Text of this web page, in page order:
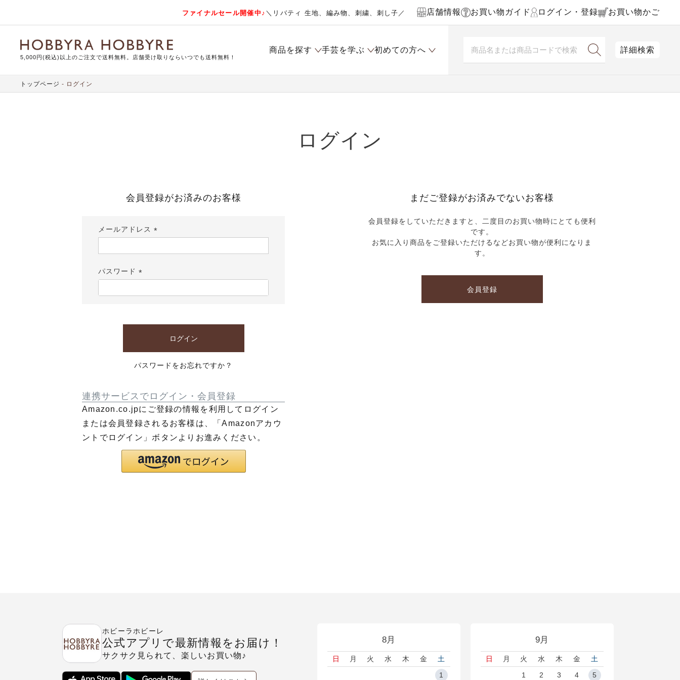
ファイナルセール開催中♪ ＼リバティ 生地、編み物、刺繍、刺し子／ 店舗情報 お買い物ガイド ログイン・登録 お買い物かご
5,000円(税込)以上のご注文で送料無料。店舗受け取りならいつでも送料無料！
商品を探す 手芸を学ぶ 初めての方へ 詳細検索
トップページ ログイン
ログイン
会員登録がお済みのお客様
メールアドレス
須)
パスワード
須)
ログイン
パスワードをお忘れですか？
連携サービスでログイン・会員登録
Amazon.co.jpにご登録の情報を利用してログイン
または会員登録されるお客様は、「Amazonアカウ
ントでログイン」ボタンよりお進みください。
まだご登録がお済みでないお客様
会員登録をしていただきますと、二度目のお買い物時にとても便利
です。
お気に入り商品をご登録いただけるなどお買い物が便利になりま
す。
会員登録
8月
日 月 火 水 木 金
土
1
9月
日 月 火 水 木 金
土
1
2 3 4 5
ホビーラホビーレ
公式アプリで最新情報をお届け！
サクサク見られて、楽しいお買い物♪